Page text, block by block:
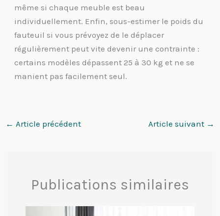
même si chaque meuble est beau
individuellement. Enfin, sous-estimer le poids du
fauteuil si vous prévoyez de le déplacer
régulièrement peut vite devenir une contrainte :
certains modèles dépassent 25 à 30 kg et ne se
manient pas facilement seul.
← Article précédent Article suivant →
Publications similaires